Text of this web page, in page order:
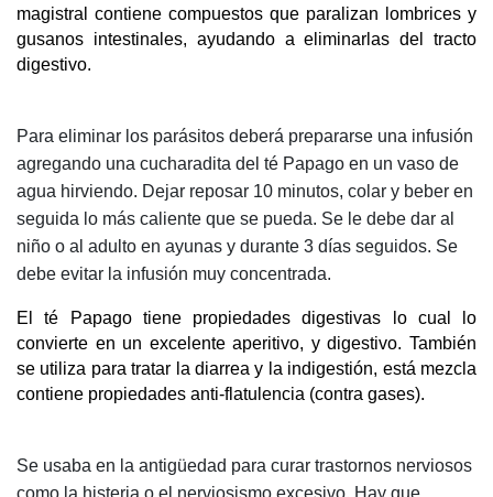
magistral contiene compuestos que paralizan lombrices y
gusanos intestinales, ayudando a eliminarlas del tracto
digestivo.
Para eliminar los parásitos deberá prepararse una infusión
agregando una cucharadita del té Papago en un vaso de
agua hirviendo. Dejar reposar 10 minutos, colar y beber en
seguida lo más caliente que se pueda. Se le debe dar al
niño o al adulto en ayunas y durante 3 días seguidos. Se
debe evitar la infusión muy concentrada.
El té Papago tiene propiedades digestivas lo cual lo
convierte en un excelente aperitivo, y digestivo. También
se utiliza para tratar la diarrea y la indigestión, está mezcla
contiene propiedades anti-flatulencia (contra gases).
Se usaba en la antigüedad para curar trastornos nerviosos